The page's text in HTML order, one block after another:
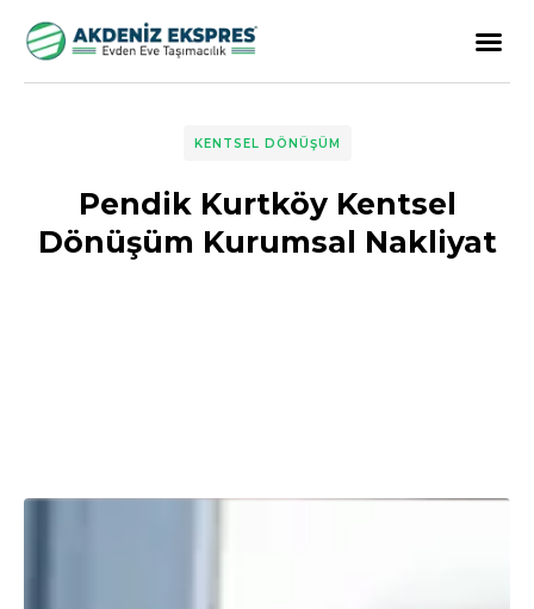
KENTSEL DÖNÜŞÜM
Pendik Kurtköy Kentsel
Dönüşüm Kurumsal Nakliyat